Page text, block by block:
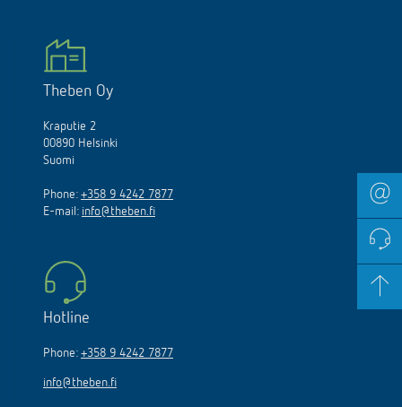
Theben Oy
Kraputie 2
00890 Helsinki
Suomi
Phone: +358 9 4242 7877
E-mail: info@theben.fi
Hotline
Phone: +358 9 4242 7877
info@theben.fi